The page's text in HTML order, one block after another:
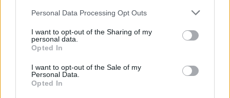
Please note that this website/app uses one or more Google
not limited to your visit or usage behaviour. You may click to
grant or deny consent to Google and its third-party tags to
use your data for below specified purposes in below Google
consent section.
Personal Data Processing Opt Outs
I want to opt-out of the Sharing of my
personal data.
Opted In
I want to opt-out of the Sale of my
Personal Data.
Opted In